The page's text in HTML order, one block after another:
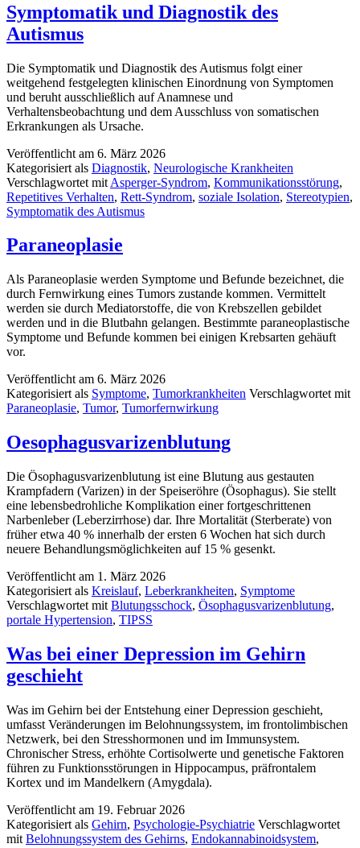
Symptomatik und Diagnostik des
Autismus
Die Symptomatik und Diagnostik des Autismus folgt einer
weitgehend festgelegten klinischen Einordnung von Symptomen
und beruht ausschließlich auf Anamnese und
Verhaltensbeobachtung und dem Ausschluss von somatischen
Erkrankungen als Ursache.
Veröffentlicht am 6. März 2026
Kategorisiert als Diagnostik, Neurologische Krankheiten
Verschlagwortet mit Asperger-Syndrom, Kommunikationsstörung,
Repetitives Verhalten, Rett-Syndrom, soziale Isolation, Stereotypien,
Symptomatik des Autismus
Paraneoplasie
Als Paraneoplasie werden Symptome und Befunde bezeichnet, die
durch Fernwirkung eines Tumors zustande kommen. Vermittelt
werden sie durch Mediatorstoffe, die von Krebszellen gebildet
werden und in die Blutbahn gelangen. Bestimmte paraneoplastische
Symptome und Befunde kommen bei einigen Krebsarten gehäuft
vor.
Veröffentlicht am 6. März 2026
Kategorisiert als Symptome, Tumorkrankheiten Verschlagwortet mit
Paraneoplasie, Tumor, Tumorfernwirkung
Oesophagusvarizenblutung
Die Ösophagusvarizenblutung ist eine Blutung aus gestauten
Krampfadern (Varizen) in der Speiseröhre (Ösophagus). Sie stellt
eine lebensbedrohliche Komplikation einer fortgeschrittenen
Narbenleber (Leberzirrhose) dar. Ihre Mortalität (Sterberate) von
früher etwa 40 % innerhalb der ersten 6 Wochen hat sich durch
neuere Behandlungsmöglichkeiten auf 15 % gesenkt.
Veröffentlicht am 1. März 2026
Kategorisiert als Kreislauf, Leberkrankheiten, Symptome
Verschlagwortet mit Blutungsschock, Ösophagusvarizenblutung,
portale Hypertension, TIPSS
Was bei einer Depression im Gehirn
geschieht
Was im Gehirn bei der Entstehung einer Depression geschieht,
umfasst Veränderungen im Belohnungssystem, im frontolimbischen
Netzwerk, bei den Stresshormonen und im Immunsystem.
Chronischer Stress, erhöhte Cortisolwerte und genetische Faktoren
führen zu Funktionsstörungen in Hippocampus, präfrontalem
Kortex und im Mandelkern (Amygdala).
Veröffentlicht am 19. Februar 2026
Kategorisiert als Gehirn, Psychologie-Psychiatrie Verschlagwortet
mit Belohnungssystem des Gehirns, Endokannabinoidsystem,